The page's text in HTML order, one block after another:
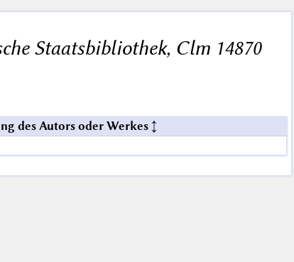
Staatsbibliothek, Clm 14870
des Autors oder Werkes